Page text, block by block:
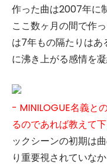
作った曲は2007年に
ここ数ヶ月の間で作
は7年もの隔たりはあ
に沸き上がる感情を
- MINILOGUE名義と
るのであれば教えて下
ックシーンの初期は
り重要視されていな